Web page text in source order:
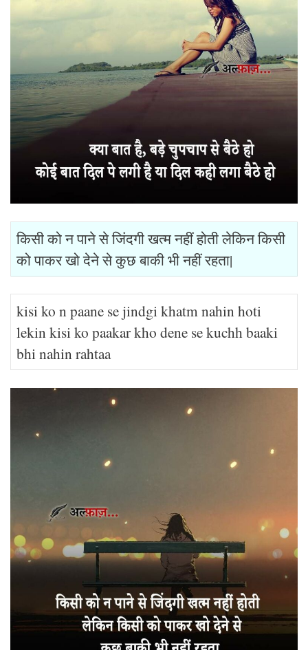
किसी को न पाने से जिंदगी खत्म नहीं होती लेकिन किसी
को पाकर खो देने से कुछ बाकी भी नहीं रहता|
kisi ko n paane se jindgi khatm nahin hoti
lekin kisi ko paakar kho dene se kuchh baaki
bhi nahin rahtaa